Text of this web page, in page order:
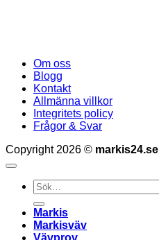
Om oss
Blogg
Kontakt
Allmänna villkor
Integritets policy
Frågor & Svar
Copyright 2026 © markis24.se
Sök
efter:
Markis
Markisväv
Vävprov